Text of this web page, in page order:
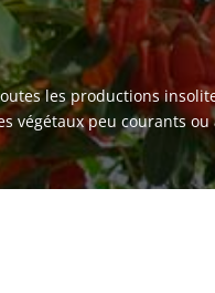
les productions
végétaux peu courants